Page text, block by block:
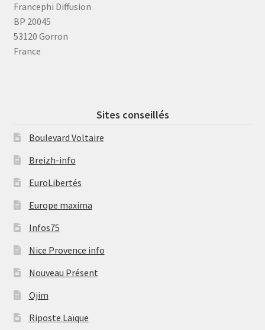
Francephi Diffusion
BP 20045
53120 Gorron
France
Sites conseillés
Boulevard Voltaire
Breizh-info
EuroLibertés
Europe maxima
Infos75
Nice Provence info
Nouveau Présent
Ojim
Riposte Laïque